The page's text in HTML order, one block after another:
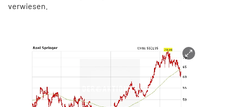
verwiesen.